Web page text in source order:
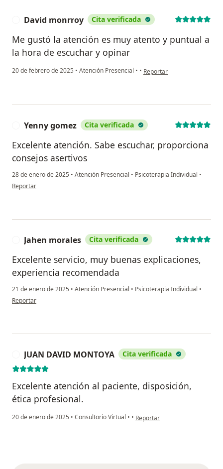
David monrroy Cita verificada
Me gustó la atención es muy atento y puntual a
la hora de escuchar y opinar
20 de febrero de 2025 • Atención Presencial • • en opinión del usuario
Reportar
Yenny gomez Cita verificada
Excelente atención. Sabe escuchar, proporciona
consejos asertivos
28 de enero de 2025 • Atención Presencial • Psicoterapia Individual •
en opinión del usuario Yenny gomez
Reportar
Jahen morales Cita verificada
Excelente servicio, muy buenas explicaciones,
experiencia recomendada
21 de enero de 2025 • Atención Presencial • Psicoterapia Individual •
en opinión del usuario Jahen morales
Reportar
JUAN DAVID MONTOYA Cita verificada
Excelente atención al paciente, disposición,
ética profesional.
20 de enero de 2025 • Consultorio Virtual • • en opinión del usuario JUAN
Reportar